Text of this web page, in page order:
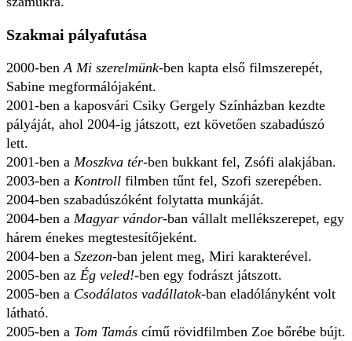
Szakmai pályafutása
2000-ben A Mi szerelmünk-ben kapta első filmszerepét,
Sabine megformálójaként.
2001-ben a kaposvári Csiky Gergely Színházban kezdte
pályáját, ahol 2004-ig játszott, ezt követően szabadúszó
lett.
2001-ben a Moszkva tér-ben bukkant fel, Zsófi alakjában.
2003-ben a Kontroll filmben tűnt fel, Szofi szerepében.
2004-ben szabadúszóként folytatta munkáját.
2004-ben a Magyar vándor-ban vállalt mellékszerepet, egy
hárem énekes megtestesítőjeként.
2004-ben a Szezon-ban jelent meg, Miri karakterével.
2005-ben az Ég veled!-ben egy fodrászt játszott.
2005-ben a Csodálatos vadállatok-ban eladólányként volt
látható.
2005-ben a Tom Tamás című rövidfilmben Zoe bőrébe bújt.